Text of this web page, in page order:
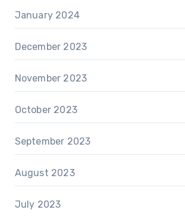
January 2024
December 2023
November 2023
October 2023
September 2023
August 2023
July 2023